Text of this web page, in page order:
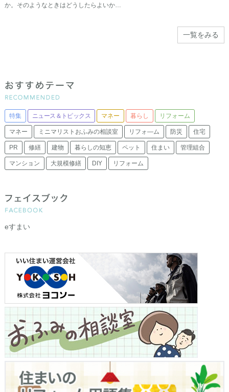
か。そのようなときはどうしたらよいか…
一覧をみる
特集 ニュース＆トピックス マネー 暮らし リフォーム
マネー ミニマリストおふみの相談室 リフォ―ム 防災 住宅
PR 修繕 建物 暮らしの知恵 ペット 住まい 管理組合
マンション 大規模修繕 DIY リフォーム
eすまい